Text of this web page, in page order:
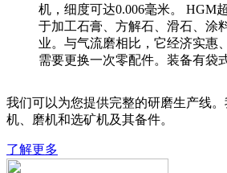
机，细度可达0.006毫米。 HGM
于加工石膏、方解石、滑石、涂
业。与气流磨相比，它经济实惠
需要更换一次零配件。装备有袋
我们可以为您提供完整的研磨生产线
机、磨机和选矿机及其备件。
了解更多